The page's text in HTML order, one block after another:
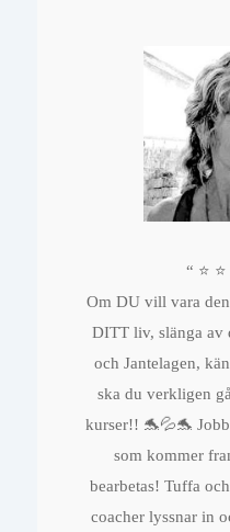
“ ⭐️ ⭐️
Om DU vill vara
DITT liv, slänga av
och Jantelagen,
ska du verkligen
kurser!! 🐬💦🐬
som kommer
bearbetas! Tuffa
coacher lyssnar in